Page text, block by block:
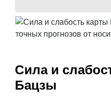
Сила и
Бацзы